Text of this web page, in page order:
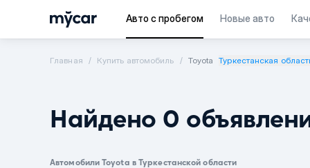
Авто с пробегом Новые авто
Главная Купить автомобиль Toyota Туркестанская
Найдено 0
Автомобили Toyota в Туркестанской области